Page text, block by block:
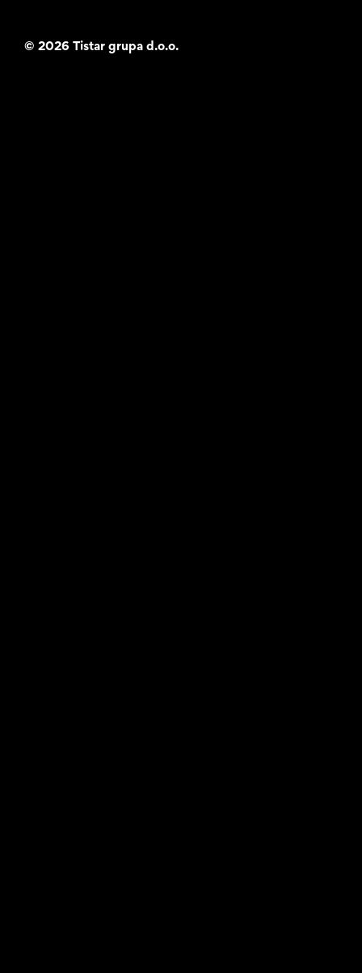
© 2026 Tistar grupa d.o.o.